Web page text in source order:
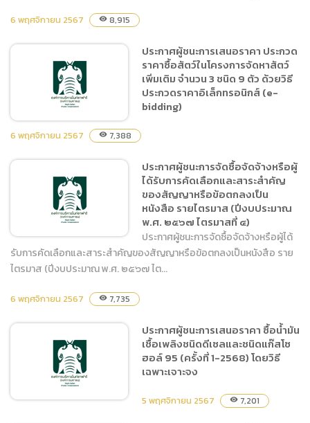
ประกาศประกวดราคา จ้าง
ปีงบประมาณ พ.ศ.2568 ระยะ
เวลา 10 เดือน ตั้งแต่วันที่ 1
ธันวาคม 2567 ถึงวันที่ 30
กันยายน 2568 ด้วยวิธี
ประกวดราคาอิเล็กทรอนิกส์
6 พฤศจิกายน 2567 visibility 8,915
ประกวดราคาซื้อสัตว์ใน
โครงการจัดหาสัตว์เพิ่มเติม
จำนวน 3 ชนิด 9 ตัว ด้วยวิธี
ประกวดราคาอิเล็กทรอนิกส์
(e-bidding)
ประกาศผู้ชนะการเสนอราคา ประกวด
ราคาซื้อสัตว์ในโครงการจัดหาสัตว์
เพิ่มเติม จำนวน 3 ชนิด 9 ตัว ด้วยวิธี
ประกวดราคาอิเล็กทรอนิกส์ (e-
bidding)
6 พฤศจิกายน 2567 visibility 7,388
จ้างหรือผู้ได้รับการคัดเลือก
ไตรมาส (ปีงบประมาณ พ.ศ.
๒๕๖๗ ไตรมาสที่ ๔)
ประกาศผู้ชนะการจัดซื้อจัดจ้างหรือผู้
ได้รับการคัดเลือกและสาระสำคัญ
ของสัญญาหรือข้อตกลงเป็น
หนังสือ รายไตรมาส (ปีงบประมาณ
พ.ศ. ๒๕๖๗ ไตรมาสที่ ๔)
ประกาศผู้ชนะการจัดซื้อจัดจ้างหรือผู้ได้
รับการคัดเลือกและสาระสำคัญของสัญญาหรือข้อตกลงเป็นหนังสือ ราย
ไตรมาส (ปีงบประมาณ พ.ศ. ๒๕๖๗ ไต...
6 พฤศจิกายน 2567 visibility 7,735
ประกาศผู้ชนะการเสนอราคา ซื้อน้ำมัน
เชื้อเพลิงชนิดดีเซลและชนิดแก๊สโซ
ฮอล์ 95 (ครั้งที่ 1-2568) โดยวิธี
เฉพาะเจาะจง
5 พฤศจิกายน 2567 visibility 7,201